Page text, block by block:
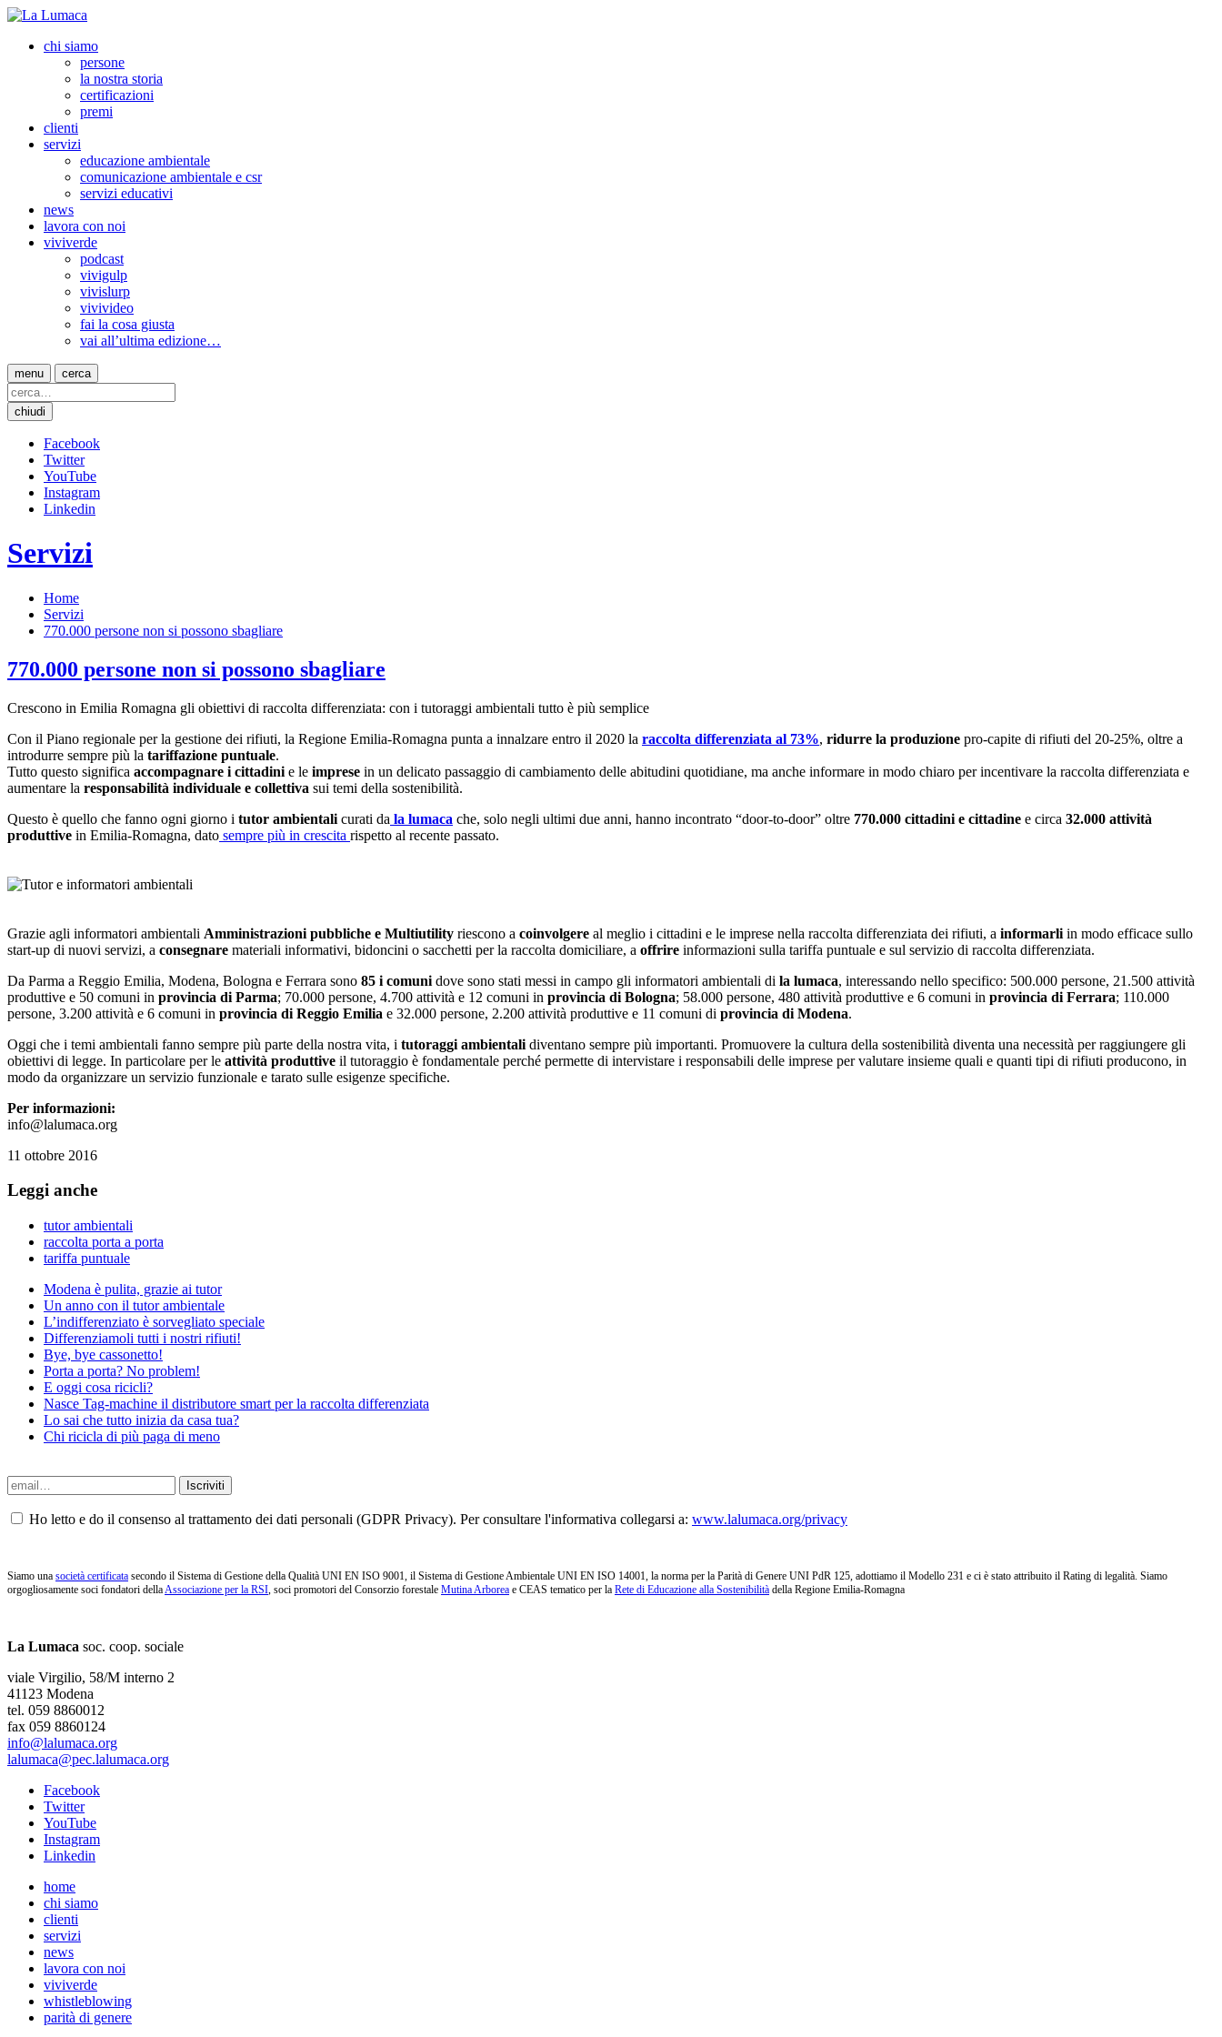
chi siamo
persone
la nostra storia
certificazioni
premi
clienti
servizi
educazione ambientale
comunicazione ambientale e csr
servizi educativi
news
lavora con noi
viviverde
podcast
vivigulp
vivislurp
vivivideo
fai la cosa giusta
vai all’ultima edizione…
menu cerca
chiudi
Facebook
Twitter
YouTube
Instagram
Linkedin
Servizi
Home
Servizi
770.000 persone non si possono sbagliare
770.000 persone non si possono sbagliare
Crescono in Emilia Romagna gli obiettivi di raccolta differenziata: con i tutoraggi ambientali tutto è più semplice
Con il Piano regionale per la gestione dei rifiuti, la Regione Emilia-Romagna punta a innalzare entro il 2020 la raccolta differenziata al 73%, ridurre la produzione pro-capite di rifiuti del 20-25%, oltre a
introdurre sempre più la tariffazione puntuale.
Tutto questo significa accompagnare i cittadini e le imprese in un delicato passaggio di cambiamento delle abitudini quotidiane, ma anche informare in modo chiaro per incentivare la raccolta differenziata e
aumentare la responsabilità individuale e collettiva sui temi della sostenibilità.
Questo è quello che fanno ogni giorno i tutor ambientali curati da la lumaca che, solo negli ultimi due anni, hanno incontrato “door-to-door” oltre 770.000 cittadini e cittadine e circa 32.000 attività
produttive in Emilia-Romagna, dato sempre più in crescita rispetto al recente passato.
Grazie agli informatori ambientali Amministrazioni pubbliche e Multiutility riescono a coinvolgere al meglio i cittadini e le imprese nella raccolta differenziata dei rifiuti, a informarli in modo efficace sullo
start-up di nuovi servizi, a consegnare materiali informativi, bidoncini o sacchetti per la raccolta domiciliare, a offrire informazioni sulla tariffa puntuale e sul servizio di raccolta differenziata.
Da Parma a Reggio Emilia, Modena, Bologna e Ferrara sono 85 i comuni dove sono stati messi in campo gli informatori ambientali di la lumaca, interessando nello specifico: 500.000 persone, 21.500 attività
produttive e 50 comuni in provincia di Parma; 70.000 persone, 4.700 attività e 12 comuni in provincia di Bologna; 58.000 persone, 480 attività produttive e 6 comuni in provincia di Ferrara; 110.000
persone, 3.200 attività e 6 comuni in provincia di Reggio Emilia e 32.000 persone, 2.200 attività produttive e 11 comuni di provincia di Modena.
Oggi che i temi ambientali fanno sempre più parte della nostra vita, i tutoraggi ambientali diventano sempre più importanti. Promuovere la cultura della sostenibilità diventa una necessità per raggiungere gli
obiettivi di legge. In particolare per le attività produttive il tutoraggio è fondamentale perché permette di intervistare i responsabili delle imprese per valutare insieme quali e quanti tipi di rifiuti producono, in
modo da organizzare un servizio funzionale e tarato sulle esigenze specifiche.
Per informazioni:
info@lalumaca.org
11 ottobre 2016
Leggi anche
tutor ambientali
raccolta porta a porta
tariffa puntuale
Modena è pulita, grazie ai tutor
Un anno con il tutor ambientale
L’indifferenziato è sorvegliato speciale
Differenziamoli tutti i nostri rifiuti!
Bye, bye cassonetto!
Porta a porta? No problem!
E oggi cosa ricicli?
Nasce Tag-machine il distributore smart per la raccolta differenziata
Lo sai che tutto inizia da casa tua?
Chi ricicla di più paga di meno
Ho letto e do il consenso al trattamento dei dati personali (GDPR Privacy). Per consultare l'informativa collegarsi a: www.lalumaca.org/privacy
Siamo una società certificata secondo il Sistema di Gestione della Qualità UNI EN ISO 9001, il Sistema di Gestione Ambientale UNI EN ISO 14001, la norma per la Parità di Genere UNI PdR 125, adottiamo il Modello 231 e ci è stato attribuito il Rating di legalità. Siamo
orgogliosamente soci fondatori dellaAssociazione per la RSI, soci promotori del Consorzio forestale Mutina Arborea e CEAS tematico per la Rete di Educazione alla Sostenibilità della Regione Emilia-Romagna
La Lumaca soc. coop. sociale
viale Virgilio, 58/M interno 2
41123 Modena
tel. 059 8860012
fax 059 8860124
info@lalumaca.org
lalumaca@pec.lalumaca.org
Facebook
Twitter
YouTube
Instagram
Linkedin
home
chi siamo
clienti
servizi
news
lavora con noi
viviverde
whistleblowing
parità di genere